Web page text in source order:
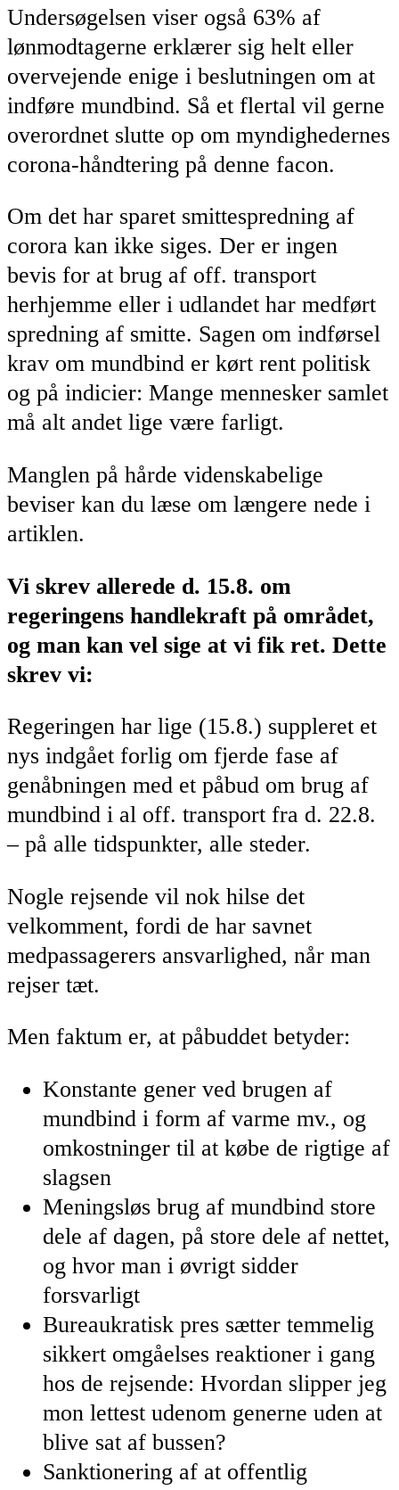
Undersøgelsen viser også 63% af
lønmodtagerne erklærer sig helt eller
overvejende enige i beslutningen om at
indføre mundbind. Så et flertal vil gerne
overordnet slutte op om myndighedernes
corona-håndtering på denne facon.
Om det har sparet smittespredning af
corora kan ikke siges. Der er ingen
bevis for at brug af off. transport
herhjemme eller i udlandet har medført
spredning af smitte. Sagen om indførsel
krav om mundbind er kørt rent politisk
og på indicier: Mange mennesker samlet
må alt andet lige være farligt.
Manglen på hårde videnskabelige
beviser kan du læse om længere nede i
artiklen.
Vi skrev allerede d. 15.8. om
regeringens handlekraft på området,
og man kan vel sige at vi fik ret. Dette
skrev vi:
Regeringen har lige (15.8.) suppleret et
nys indgået forlig om fjerde fase af
genåbningen med et påbud om brug af
mundbind i al off. transport fra d. 22.8.
– på alle tidspunkter, alle steder.
Nogle rejsende vil nok hilse det
velkomment, fordi de har savnet
medpassagerers ansvarlighed, når man
rejser tæt.
Men faktum er, at påbuddet betyder:
Konstante gener ved brugen af
mundbind i form af varme mv., og
omkostninger til at købe de rigtige af
slagsen
Meningsløs brug af mundbind store
dele af dagen, på store dele af nettet,
og hvor man i øvrigt sidder
forsvarligt
Bureaukratisk pres sætter temmelig
sikkert omgåelses reaktioner i gang
hos de rejsende: Hvordan slipper jeg
mon lettest udenom generne uden at
blive sat af bussen?
Sanktionering af at offentlig